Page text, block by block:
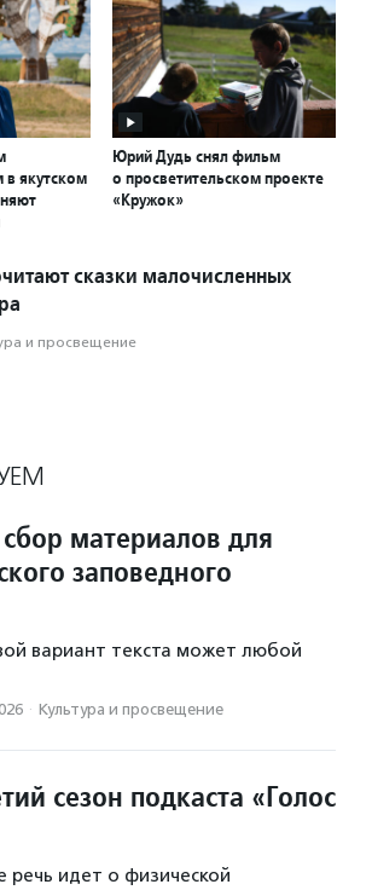
в якутском
Юрий Дудь снял фильм
о просветительском проекте
«Кружок»
сказки малочисленных
и просвещение
материалов для
заповедного
вариант текста может любой
· Культура и просвещение
сезон подкаста «Голос
речь идет о физической